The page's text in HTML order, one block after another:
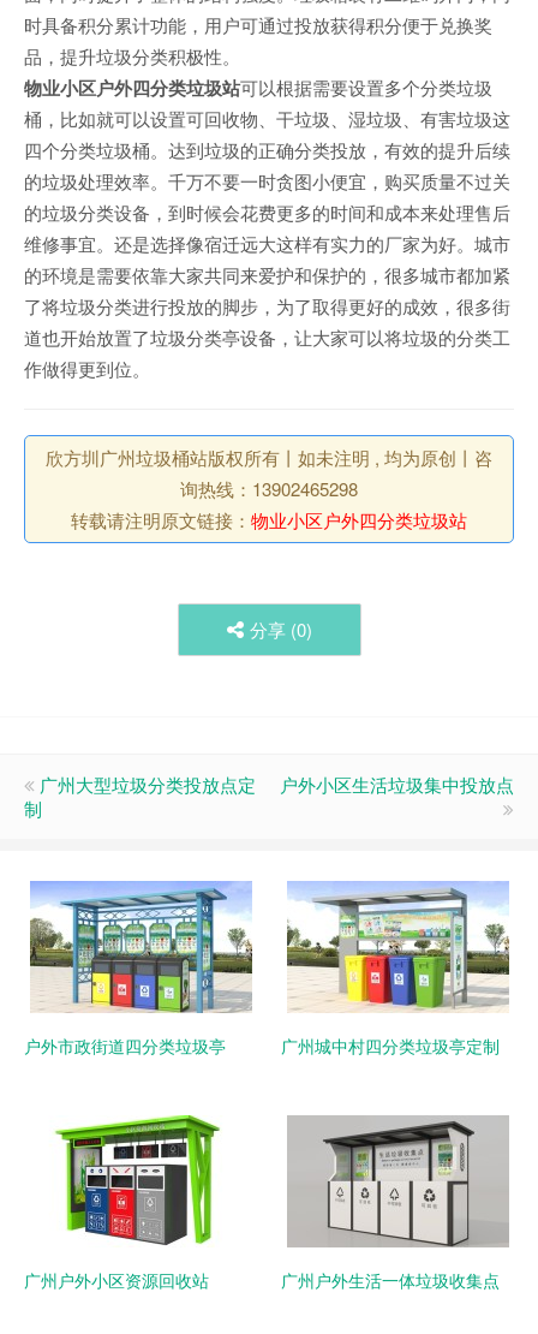
时具备积分累计功能，用户可通过投放获得积分便于兑换奖
品，提升垃圾分类积极性。
物业小区户外四分类垃圾站可以根据需要设置多个分类垃圾
桶，比如就可以设置可回收物、干垃圾、湿垃圾、有害垃圾这
四个分类垃圾桶。达到垃圾的正确分类投放，有效的提升后续
的垃圾处理效率。千万不要一时贪图小便宜，购买质量不过关
的垃圾分类设备，到时候会花费更多的时间和成本来处理售后
维修事宜。还是选择像宿迁远大这样有实力的厂家为好。城市
的环境是需要依靠大家共同来爱护和保护的，很多城市都加紧
了将垃圾分类进行投放的脚步，为了取得更好的成效，很多街
道也开始放置了垃圾分类亭设备，让大家可以将垃圾的分类工
作做得更到位。
欣方圳广州垃圾桶站版权所有丨如未注明 , 均为原创丨咨
询热线：13902465298
转载请注明原文链接： 物业小区户外四分类垃圾站
分享 (0)
广州大型垃圾分类投放点定
制
户外小区生活垃圾集中投放点
户外市政街道四分类垃圾亭 广州城中村四分类垃圾亭定制
广州户外小区资源回收站 广州户外生活一体垃圾收集点